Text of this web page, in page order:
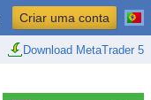
Download MetaTrader 5
Criar uma conta